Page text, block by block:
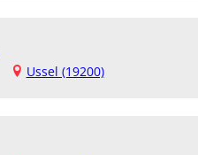
Ussel (19200)